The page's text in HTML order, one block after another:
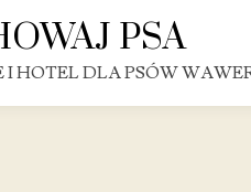
PSA
I HOTEL DLA PSÓW